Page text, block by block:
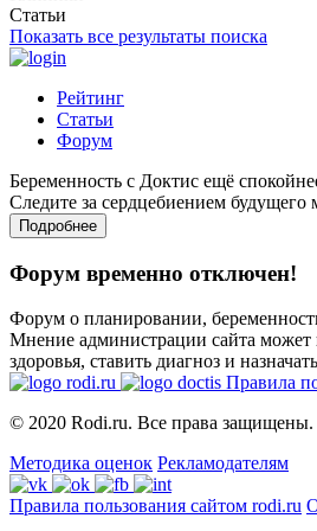
Статьи
Показать все результаты поиска
Рейтинг
Статьи
Форум
Беременность с Доктис ещё
Следите за сердцебиением
Подробнее
Форум временно отключен!
Форум о планировании,
Мнение администрации сайта может
здоровья, ставить диагноз и
Правила
© 2020 Rodi.ru. Все права защищены.
Методика оценок Рекламодателям
Правила пользования сайтом rodi.ru